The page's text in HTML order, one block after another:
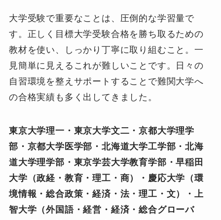
大学受験で重要なことは、圧倒的な学習量で
す。正しく目標大学受験合格を勝ち取るための
教材を使い、しっかり丁寧に取り組むこと。一
見簡単に見えるこれが難しいことです。日々の
自習環境を整えサポートすることで難関大学へ
の合格実績も多く出してきました。
東京大学理一・東京大学文二・京都大学理学
部・京都大学医学部・北海道大学工学部・北海
道大学理学部・東京学芸大学教育学部・早稲田
大学（政経・教育・理工・商）・慶応大学（環
境情報・総合政策・経済・法・理工・文）・上
智大学（外国語・経営・経済・総合グローバ